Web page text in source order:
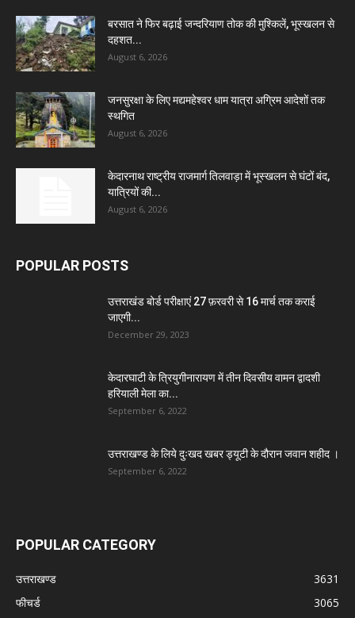
बरसात ने फिर बढ़ाई जन्दरियाण तोक की मुश्किलें, भूस्खलन से
दहशत...
August 6, 2026
जनसुरक्षा के लिए मद्यमहेश्वर धाम यात्रा अग्रिम आदेशों तक
स्थगित
August 6, 2026
केदारनाथ राष्ट्रीय राजमार्ग तिलवाड़ा में भूस्खलन से घंटों बंद,
यात्रियों की...
August 6, 2026
POPULAR POSTS
उत्तराखंड बोर्ड परीक्षाएं 27 फ़रवरी से 16 मार्च तक कराई
जाएगी...
December 29, 2023
केदारघाटी के त्रियुगीनारायण में तीन दिवसीय वामन द्वादशी
हरियाली मेला का...
September 6, 2022
उत्तराखण्ड के लिये दुःखद खबर ड्यूटी के दौरान जवान शहीद ।
September 6, 2022
POPULAR CATEGORY
उत्तराखण्ड
3631
फीचर्ड
3065